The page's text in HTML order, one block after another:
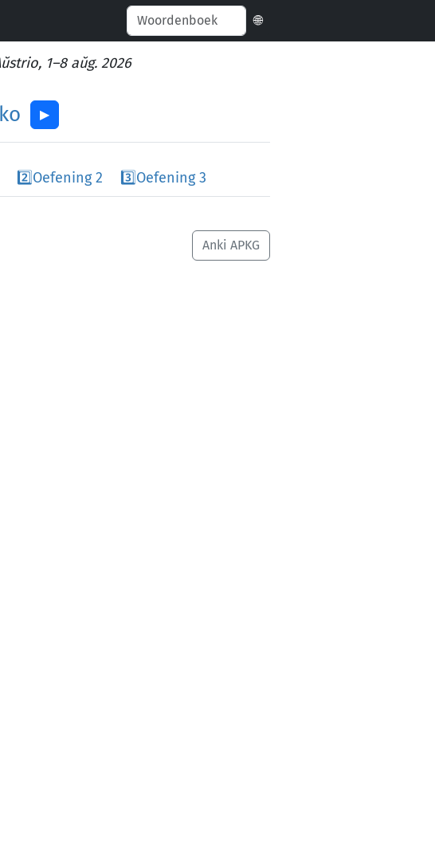
🌐
1–8 aŭg. 2026
▶︎
2️⃣Oefening 2 3️⃣Oefening 3
Anki APKG